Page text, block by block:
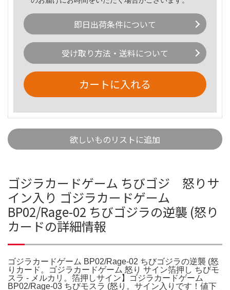
即日出荷条件について
受け取り方法・送料について
カートに入れる
欲しいものリストに追加
ゴジラカードゲーム ちびゴジ 怒りサ
イン入り ゴジラカードゲーム
BP02/Rage-02 ちびゴジラの逆襲 (怒り
カードの詳細情報
ゴジラカードゲーム BP02/Rage-02 ちびゴジラの逆襲 (怒
りカード。ゴジラカードゲーム 怒り サイン箔押し ちびモ
スラ - メルカリ。箔押しサイン】ゴジラカードゲーム
BP02/Rage-03 ちびモスラ (怒り。サイン入りです！値下